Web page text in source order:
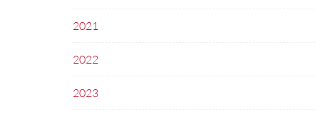
2021
2022
2023